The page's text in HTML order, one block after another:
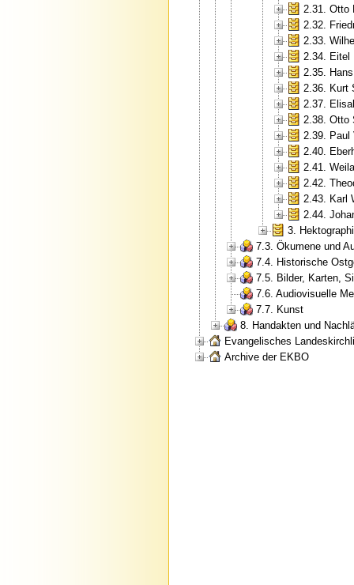
2.31. Otto
2.32.
2.33.
2.34. Eitel
2.35.
2.36. Kurt
2.37.
2.38. Otto
2.39. Paul
2.40.
2.41.
2.42.
2.43. Karl
2.44.
3.
7.3. Ökumene und
7.4. Historische
7.5. Bilder, Karten,
7.6. Audiovisuelle
7.7. Kunst
8. Handakten und
Evangelisches
Archive der EKBO